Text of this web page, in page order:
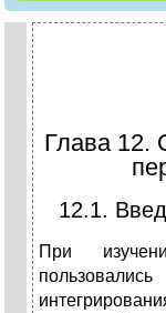
Глава 12.
12.1.
При